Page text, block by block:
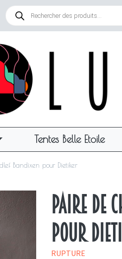
Recherche
produits
Tentes Belle Etoile
Bandixen pour Dietiker
Paire de
pour
RUPTURE